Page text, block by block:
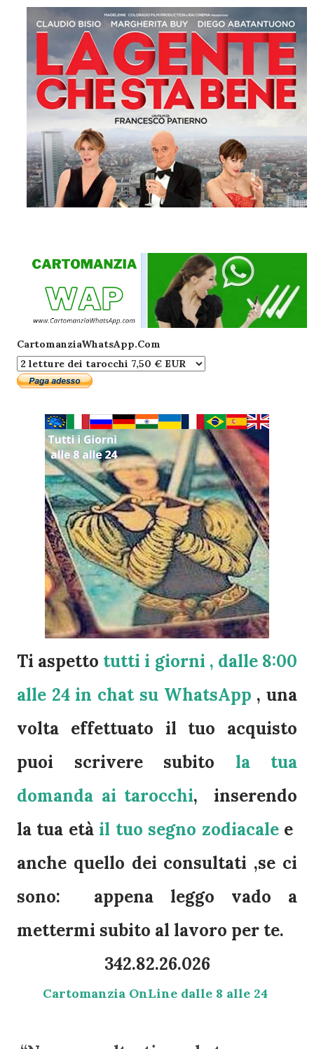
CartomanziaWhatsApp.Com
Ti aspetto tutti i giorni , dalle 8:00
alle 24 in chat su WhatsApp , una
volta effettuato il tuo acquisto
puoi scrivere subito la tua
domanda ai tarocchi, inserendo
la tua età il tuo segno zodiacalee
anche quello dei consultati ,se ci
sono: appena leggo vado a
mettermi subito al lavoro per te.
342.82.26.026
Cartomanzia OnLine dalle 8 alle 24